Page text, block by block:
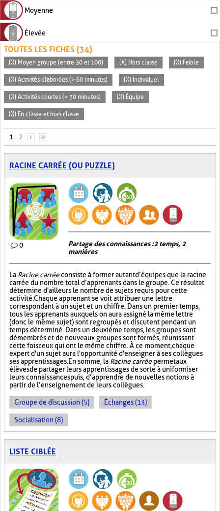
Moyenne
Élevée
TOUTES LES FICHES (34)
(X) Moyen groupe (entre 30 et 100) (X) Hors classe (X) Faible
(X) Activités élaborées (> 60 minutes) (X) Individuel
(X) Activités courtes (< 30 minutes) (X) Équipe
(X) En classe et hors classe
PAGES
1 2 › »
RACINE CARRÉE (OU PUZZLE)
0
Partage des connaissances : 2 temps, 2
manières
La Racine carréeconsiste à former autant d’équipes que la racine
carrée du nombre total d’apprenants dans le groupe. Ce résultat
détermine d'ailleurs le nombre de sujets requis pour cette
activité. Chaque apprenant se voit attribuer une lettre
correspondant à un sujet et un chiffre. Dans un premier temps,
tous les apprenants auxquels on aura assigné la même lettre
(donc le même sujet) sont regroupés et discutent pendant un
temps déterminé. Dans un deuxième temps, les groupes sont
démembrés et de nouveaux groupes sont formés, réunissant
cette fois ceux qui ont le même chiffre. À ce moment, chaque
expert d'un sujet aura l'opportunité d'enseigner à ses collègues
ses apprentissages. En somme, la Racine carréepermet aux
élèves de partager leurs apprentissages de sorte à uniformiser
leurs connaissances puis, d’apprendre de nouvelles notions à
partir de l’enseignement de leurs collègues.
Groupe de discussion (5) Échanges (13)
Socialisation (8)
LISTE CIBLÉE